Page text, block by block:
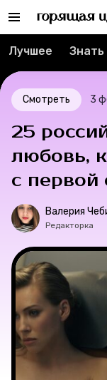
Тесты
Великие
Тренды
Ваши
Соцсети
Лучшее Знать
Смотреть 3
25
любовь,
с первой
Валерия
Редакторка